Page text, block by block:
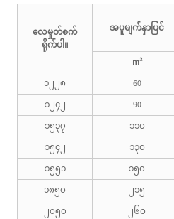
လေမှုတ်စက်
ရိုက်ပါ။
အပူမျက်နှာပြင်
m²
၁၂၂၈
60
၁၂၄၂
90
၁၅၃၇
၁၁၀
၁၅၄၂
၁၃၀
၁၅၅၁
၁၅၀
၁၈၅၀
၂၁၅
၂၀၅၀
၂၆၀